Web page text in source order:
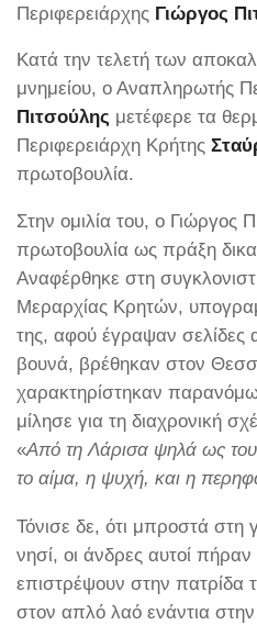
Περιφερειάρχης Γιώργος
Κατά την τελετή των
μνημείου, ο Αναπληρωτής
Πιτσούλης μετέφερε τα
Περιφερειάρχη Κρήτης
πρωτοβουλία.
Στην ομιλία του, ο Γιώργος
πρωτοβουλία ως πράξη
Αναφέρθηκε στη
Μεραρχίας Κρητών,
της, αφού έγραψαν σελίδες
βουνά, βρέθηκαν στον
χαρακτηρίστηκαν
μίλησε για τη διαχρονική
«Από τη Λάρισα ψηλά ως
το αίμα, η ψυχή, και η
Τόνισε δε, ότι μπροστά στη
νησί, οι άνδρες αυτοί
επιστρέψουν στην πατρίδα
στον απλό λαό ενάντια